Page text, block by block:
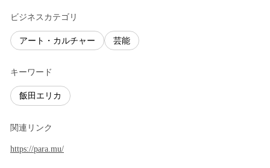
ビジネスカテゴリ
アート・カルチャー 芸能
キーワード
飯田エリカ
関連リンク
https://para.mu/